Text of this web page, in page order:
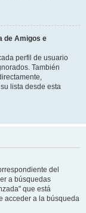
de Amigos e
perfil de usuario
También
lista desde esta
del
a búsquedas
que está
acceder a la búsqueda